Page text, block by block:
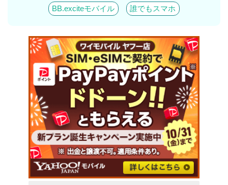
BB.exciteモバイル 誰でもスマホ